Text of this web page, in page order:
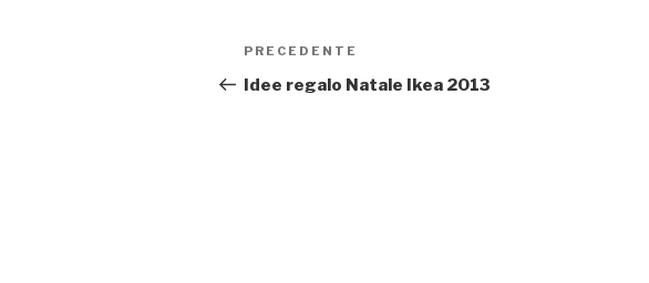
Navigazione
articoli
Articolo
precedente:
PRECEDENTE
Idee regalo Natale Ikea 2013